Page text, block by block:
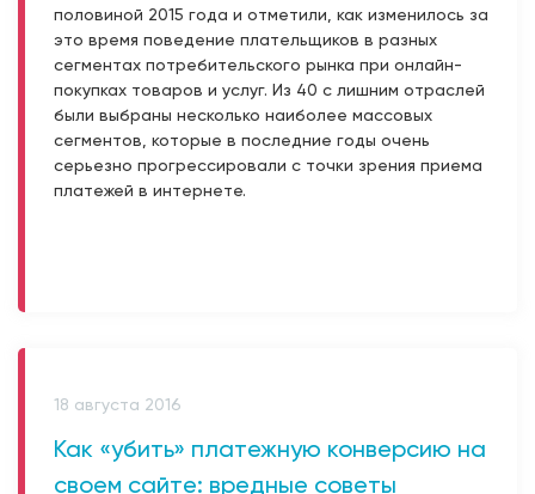
половиной 2015 года и отметили, как изменилось за
это время поведение плательщиков в разных
сегментах потребительского рынка при онлайн-
покупках товаров и услуг. Из 40 с лишним отраслей
были выбраны несколько наиболее массовых
сегментов, которые в последние годы очень
серьезно прогрессировали с точки зрения приема
платежей в интернете.
18 августа 2016
Как «убить» платежную конверсию на
своем сайте: вредные советы